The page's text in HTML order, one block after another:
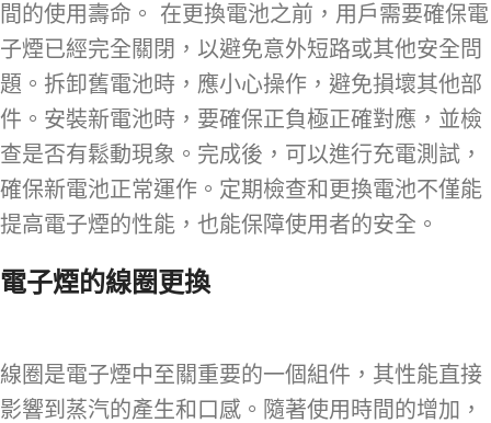
間的使用壽命。 在更換電池之前，用戶需要確保電
子煙已經完全關閉，以避免意外短路或其他安全問
題。拆卸舊電池時，應小心操作，避免損壞其他部
件。安裝新電池時，要確保正負極正確對應，並檢
查是否有鬆動現象。完成後，可以進行充電測試，
確保新電池正常運作。定期檢查和更換電池不僅能
提高電子煙的性能，也能保障使用者的安全。
電子煙的線圈更換
線圈是電子煙中至關重要的一個組件，其性能直接
影響到蒸汽的產生和口感。隨著使用時間的增加，